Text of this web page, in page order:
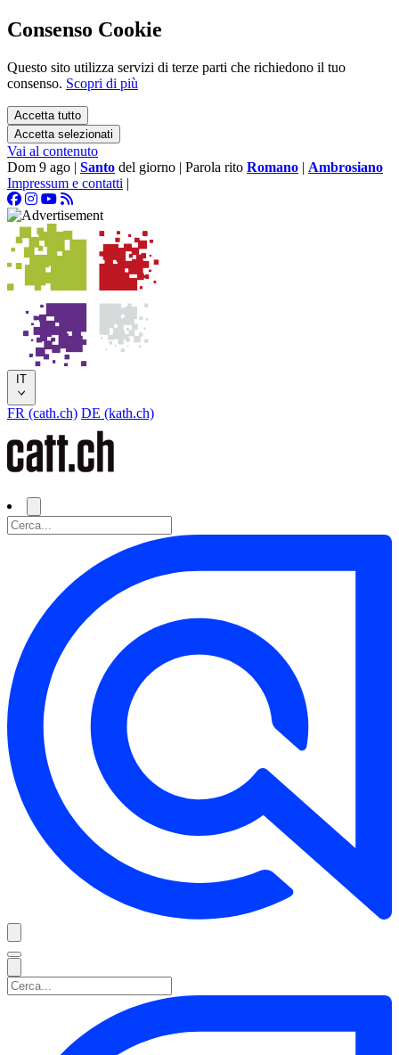
Consenso Cookie
Questo sito utilizza servizi di terze parti che richiedono il tuo
consenso. Scopri di più
Accetta tutto
Accetta selezionati
Vai al contenuto
Dom 9 ago | Santo del giorno | Parola rito Romano | Ambrosiano
Impressum e contatti |
IT
FR (cath.ch) DE (kath.ch)